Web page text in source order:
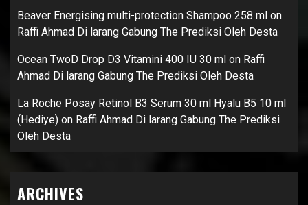
Beaver Energising multi-protection Shampoo 258 ml on
Raffi Ahmad Di larang Gabung The Prediksi Oleh Desta
Ocean TwoD Drop D3 Vitamini 400 IU 30 ml on Raffi
Ahmad Di larang Gabung The Prediksi Oleh Desta
La Roche Posay Retinol B3 Serum 30 ml Hyalu B5 10 ml
(Hediye) on Raffi Ahmad Di larang Gabung The Prediksi
Oleh Desta
ARCHIVES